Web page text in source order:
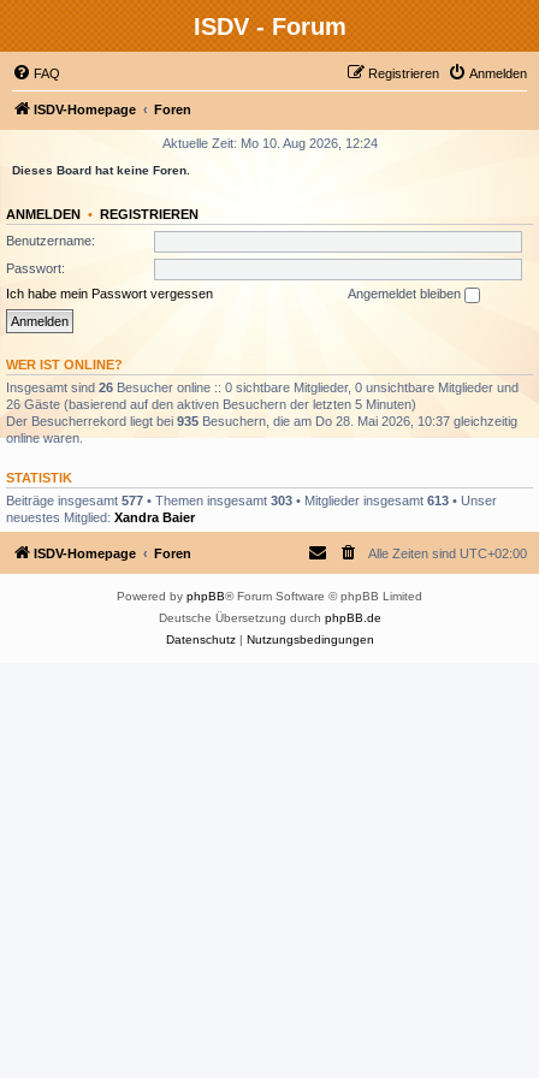
ISDV - Forum
FAQ Anmelden
Registrieren
ISDV-Homepage Foren
Aktuelle Zeit: Mo 10. Aug 2026, 12:24
Dieses Board hat keine Foren.
ANMELDEN • REGISTRIEREN
Benutzername:
Passwort:
Ich habe mein Passwort vergessen
Angemeldet bleiben
WER IST ONLINE?
Insgesamt sind 26 Besucher online :: 0 sichtbare Mitglieder, 0 unsichtbare Mitglieder und
26 Gäste (basierend auf den aktiven Besuchern der letzten 5 Minuten)
Der Besucherrekord liegt bei 935 Besuchern, die am Do 28. Mai 2026, 10:37 gleichzeitig
online waren.
STATISTIK
Beiträge insgesamt 577 • Themen insgesamt 303 • Mitglieder insgesamt 613 • Unser
neuestes Mitglied: Xandra Baier
ISDV-Homepage Foren Alle Zeiten sind UTC+02:00
Powered by phpBB® Forum Software © phpBB Limited
Deutsche Übersetzung durch phpBB.de
Datenschutz| Nutzungsbedingungen